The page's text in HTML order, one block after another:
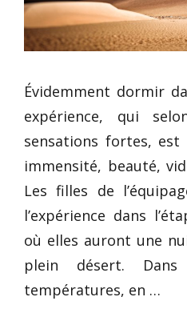
Évidemment dormir
expérience, qui
sensations fortes,
immensité, beauté,
Les filles de
l’expérience dans
où elles auront une
plein désert.
températures, en …